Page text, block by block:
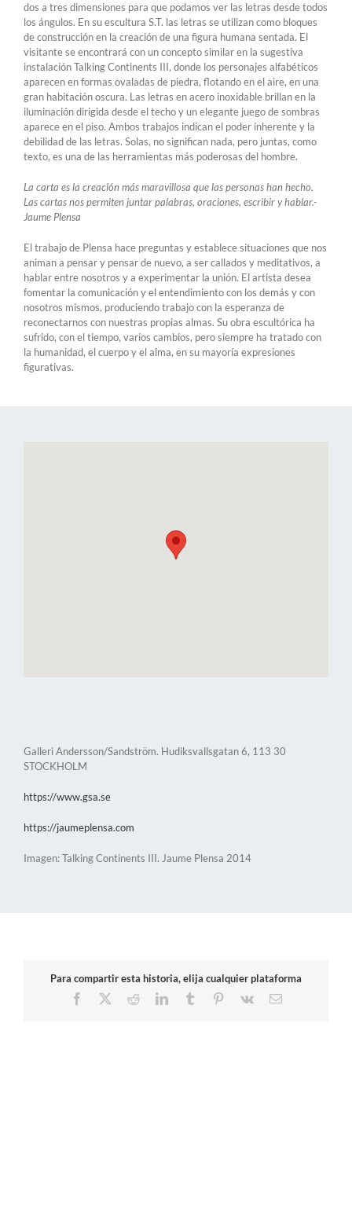
dos a tres dimensiones para que podamos ver las letras desde todos
los ángulos. En su escultura S.T. las letras se utilizan como bloques
de construcción en la creación de una figura humana sentada. El
visitante se encontrará con un concepto similar en la sugestiva
instalación Talking Continents III, donde los personajes alfabéticos
aparecen en formas ovaladas de piedra, flotando en el aire, en una
gran habitación oscura. Las letras en acero inoxidable brillan en la
iluminación dirigida desde el techo y un elegante juego de sombras
aparece en el piso. Ambos trabajos indican el poder inherente y la
debilidad de las letras. Solas, no significan nada, pero juntas, como
texto, es una de las herramientas más poderosas del hombre.
La carta es la creación más maravillosa que las personas han hecho.
Las cartas nos permiten juntar palabras, oraciones, escribir y hablar.-
Jaume Plensa
El trabajo de Plensa hace preguntas y establece situaciones que nos
animan a pensar y pensar de nuevo, a ser callados y meditativos, a
hablar entre nosotros y a experimentar la unión. El artista desea
fomentar la comunicación y el entendimiento con los demás y con
nosotros mismos, produciendo trabajo con la esperanza de
reconectarnos con nuestras propias almas. Su obra escultórica ha
sufrido, con el tiempo, varios cambios, pero siempre ha tratado con
la humanidad, el cuerpo y el alma, en su mayoría expresiones
figurativas.
Galleri Andersson/Sandström. Hudiksvallsgatan 6, 113 30
STOCKHOLM
https://www.gsa.se
https://jaumeplensa.com
Imagen: Talking Continents III. Jaume Plensa 2014
Para compartir esta historia, elija cualquier plataforma
Facebook
RedditLinkedInTumblr Pinterest
Vk
Correo